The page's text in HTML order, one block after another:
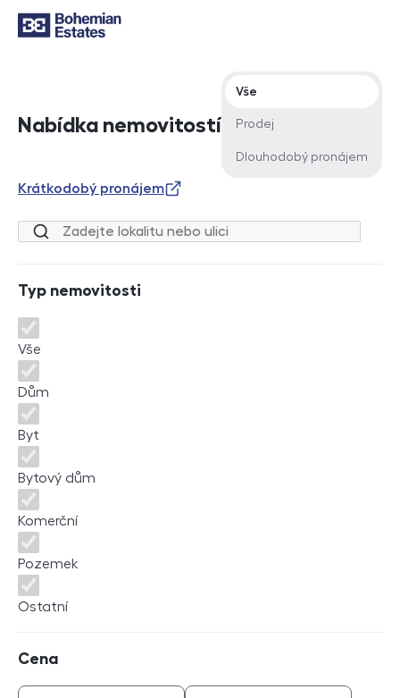
Nabídka nemovitostí
Typ nabídky
Vše
Prodej
Dlouhodobý pronájem
Krátkodobý pronájem
Lokalita nebo ulice
Typ nemovitosti
Typ nemovitosti
Vše
Dům
Byt
Bytový dům
Komerční
Pozemek
Ostatní
Cena